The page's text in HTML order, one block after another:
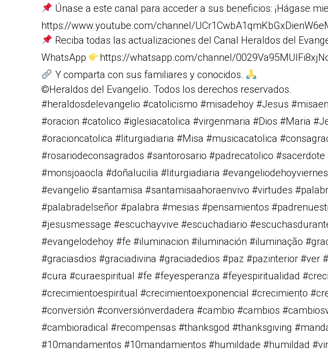
Únase a este canal para acceder a sus beneficios: ¡Hágase
https://www.youtube.com/channel/
Reciba todas las actualizaciones del Canal Heraldos del
WhatsApp
https://whatsapp.com/channel/
Y comparta con sus familiares y conocidos.
©Heraldos del Evangelio. Todos los derechos reservados.
#heraldosdelevangelio #catolicismo #misadehoy #Jesus
#oracion #catolico #iglesiacatolica #virgenmaria #Dios #Maria
#oracioncatolica #liturgiadiaria #Misa #musicacatolica
#rosariodeconsagrados #santorosario #padrecatolico #sacerdote
#monsjoaocla #doñalucilia #liturgiadiaria
#evangelio #santamisa #santamisaahoraenvivo #virtudes
#palabradelseñor #palabra #mesias #pensamientos
#jesusmessage #escuchayvive #escuchadiario
#evangelodehoy #fe #iluminacion #iluminación #iluminação
#graciasdios #graciadivina #graciadedios #paz #pazinterior #ver
#cura #curaespiritual #fe #feyesperanza #feyespiritualidad
#crecimientoespiritual #crecimientoexponencial #crecimiento
#conversión #conversiónverdadera #cambio #cambios
#cambioradical #recompensas #thanksgod #thanksgiving
#10mandamentos #10mandamientos #humildade #humildad